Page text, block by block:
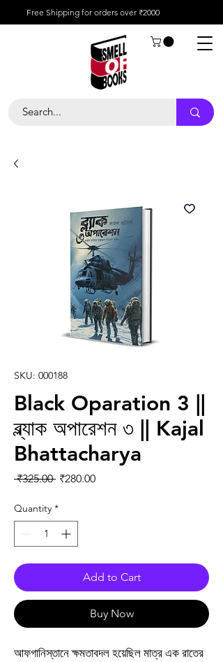
Free Shipping for orders over ₹2000
SKU: 000188
Black Oparation 3 ||
ব্ল্যাক অপারেশন ৩ || Kajal
Bhattacharya
₹325.00 Regular Price
₹280.00Sale Price
Quantity *
Add to Cart
Buy Now
আফগানিস্তানে ক্ষমতাবদল হয়েছিল মাত্র এক রাতের